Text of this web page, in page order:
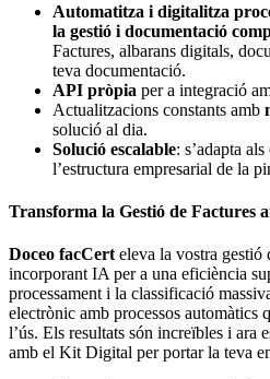
Automatitza i digitalitza
la gestió i documentació
Factures, albarans digitals,
teva documentació.
API pròpia per a integració
Actualitzacions constants amb
solució al dia.
Solució escalable: s’adapta
l’estructura empresarial de la
Transforma la Gestió de Factures
Doceo facCerteleva la vostra gestió
incorporant IA per a una eficiència
processament i la classificació
electrònic amb processos automàtics
l’ús. Els resultats són increïbles i ara
amb el Kit Digital per portar la teva